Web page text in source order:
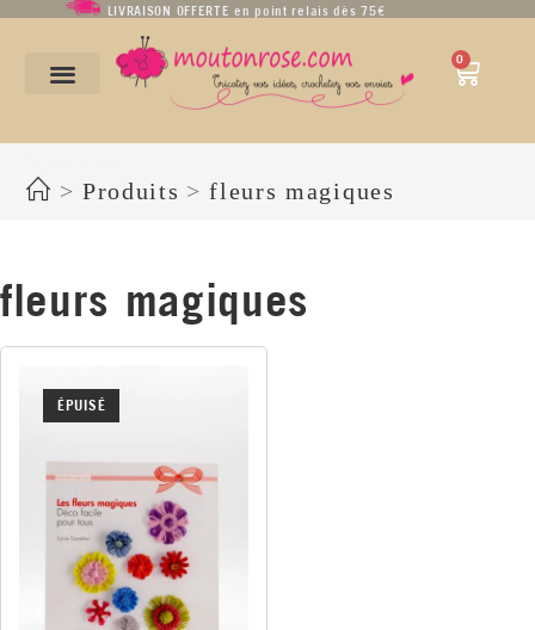
LIVRAISON OFFERTE en point relais dès 75€
0
> Produits > fleurs magiques
fleurs magiques
ÉPUISÉ